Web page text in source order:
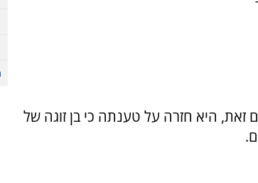
היא חזרה על טענתה כי בן זוגה של